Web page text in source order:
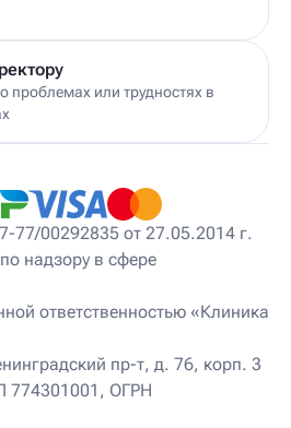
врач ЛФК
проблемах или трудностях в
77/00292835 от 27.05.2014 г.
надзору в сфере
ответственностью «Клиника
пр-т, д. 76, корп. 3
774301001, ОГРН